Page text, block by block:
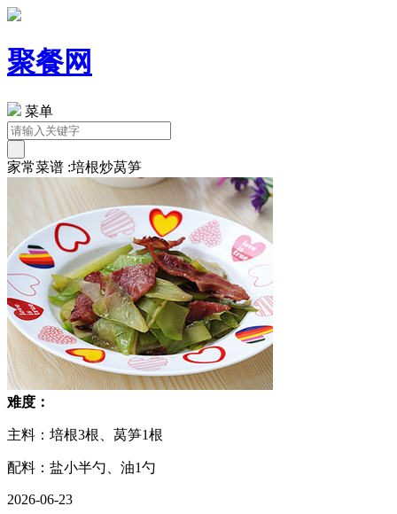
聚餐网
菜单
家常菜谱 :培根炒莴笋
难度：
主料：培根3根、莴笋1根
配料：盐小半勺、油1勺
2026-06-23